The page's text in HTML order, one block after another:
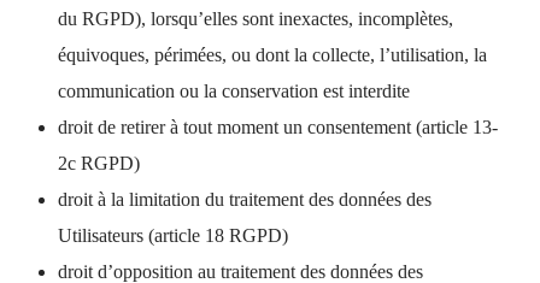
du RGPD), lorsqu’elles sont inexactes, incomplètes,
équivoques, périmées, ou dont la collecte, l’utilisation, la
communication ou la conservation est interdite
droit de retirer à tout moment un consentement (article 13-
2c RGPD)
droit à la limitation du traitement des données des
Utilisateurs (article 18 RGPD)
droit d’opposition au traitement des données des